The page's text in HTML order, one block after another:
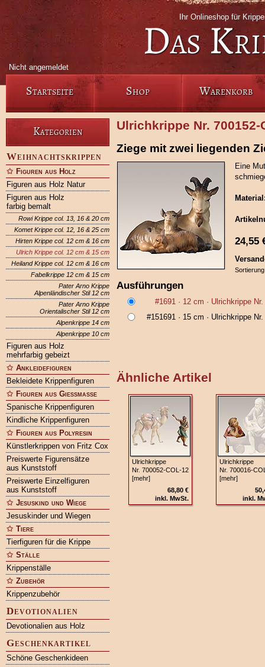
Ihr Onlineshop für
Das
Nicht angemeldet
Startseite Shop Warenkorb
Kategorien
Weihnachtskrippen
Figuren aus Holz
Figuren aus Holz Natur
Figuren aus Holz
farbig bemalt
Rowi Krippe col. 13, 16 & 20 cm
Komet Krippe col. 12, 16 & 25 cm
Hirten Krippe col. 12 cm & 16 cm
Ulrich Krippe col. 12 cm & 15 cm
Heiland Krippe col. 12 cm & 16 cm
Fabelkrippe 12 cm & 15 cm
Pater Arno Krippe
Alpenländischer Stil 12 cm
Pater Arno Krippe
Orientalischer Stil 12 cm
Alpenkrippe 14 cm
Alpenkrippe 10 cm
Figuren aus Holz
mehrfarbig gebeizt
Ankleidefiguren
Bekleidete Krippenfiguren
Figuren aus Gießmasse
Spanische Krippenfiguren
Kindliche Krippenfiguren
Figuren aus Polyresin
Künstlerkrippen von Fritz Cox
Preiswerte Figurensätze
aus Kunststoff
Preiswerte Einzelfiguren
aus Kunststoff
Jesuskind und Wiege
Jesuskinder und Wiegen
Tiere
Tierfiguren für die Krippe
Ställe
Krippenställe
Zubehör
Krippenzubehör
Devotionalien
Devotionalien aus Holz
Geschenkartikel
Schöne Geschenkideen
Ulrichkrippe Nr.
Ziege mit zwei liegenden
Eine
24,55
Ausführungen
#1691 · 12 cm · Ulrichkrippe Nr.
#151691 · 15 cm · Ulrichkrippe Nr.
Ähnliche Artikel
Ulrichkrippe
Nr. 700052‑COL‑12
[mehr]
68,80 €
inkl. MwSt.
Ulrichkrippe
Nr.
[mehr]
inkl.